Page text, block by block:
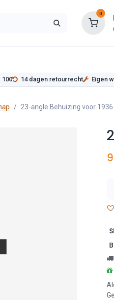
0
100 14 dagen retourrecht Eigen
23-angle Behuizing voor